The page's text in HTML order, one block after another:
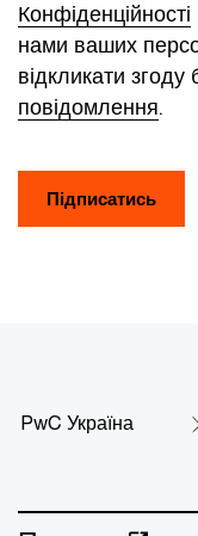
Конфіденційності
нами ваших
відкликати згоду
повідомлення.
Підписатись
PwC Україна